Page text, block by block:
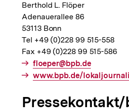
Berthold L. Flöper
Adenauerallee 86
53113 Bonn
Tel +49 (0)228 99 515-558
Fax +49 (0)228 99 515-586
E-
Mail
floeper@bpb.de
Interner
www.bpb.de/